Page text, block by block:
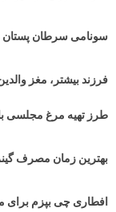
سونامی سرطان پستان
فرزند بیشتر، مغز
طرز تهیه مرغ مجلسی
بهترین زمان مصرف
افطاری چی بپزم برای